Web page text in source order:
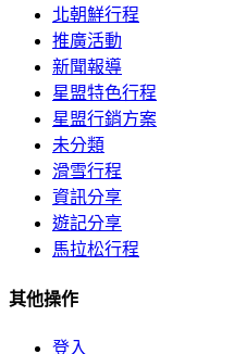
北朝鮮行程
推廣活動
新聞報導
星盟特色行程
星盟行銷方案
未分類
滑雪行程
資訊分享
遊記分享
馬拉松行程
其他操作
登入